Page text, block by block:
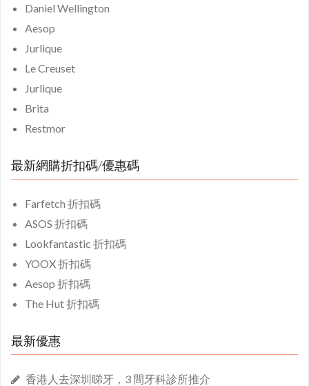
Daniel Wellington
Aesop
Jurlique
Le Creuset
Jurlique
Brita
Restmor
最新網購折扣碼/優惠碼
Farfetch 折扣碼
ASOS 折扣碼
Lookfantastic 折扣碼
YOOX 折扣碼
Aesop 折扣碼
The Hut 折扣碼
最新優惠
香港人去深圳睇牙，3 間牙科診所推介